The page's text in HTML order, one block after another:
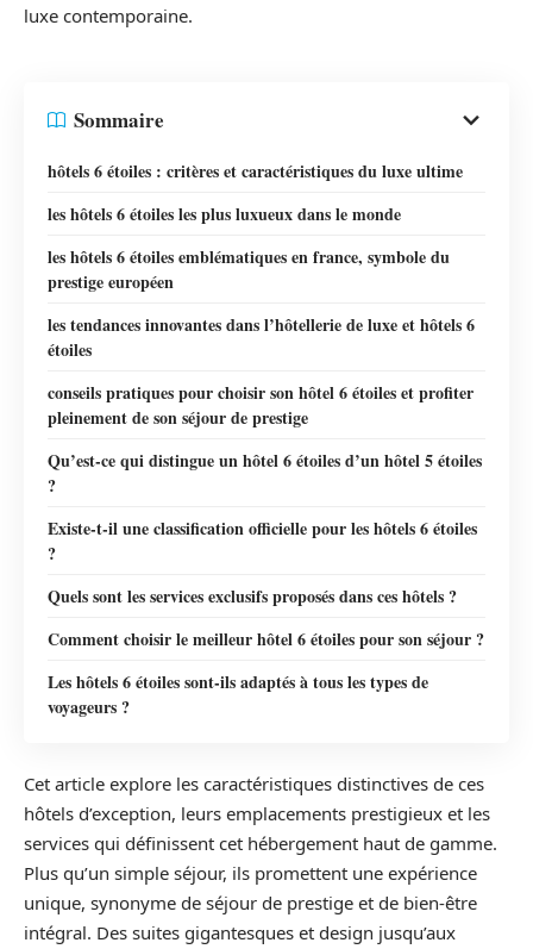
luxe contemporaine.
Sommaire
hôtels 6 étoiles : critères et caractéristiques du luxe ultime
les hôtels 6 étoiles les plus luxueux dans le monde
les hôtels 6 étoiles emblématiques en france, symbole du
prestige européen
les tendances innovantes dans l’hôtellerie de luxe et hôtels 6
étoiles
conseils pratiques pour choisir son hôtel 6 étoiles et profiter
pleinement de son séjour de prestige
Qu’est-ce qui distingue un hôtel 6 étoiles d’un hôtel 5 étoiles
?
Existe-t-il une classification officielle pour les hôtels 6 étoiles
?
Quels sont les services exclusifs proposés dans ces hôtels ?
Comment choisir le meilleur hôtel 6 étoiles pour son séjour ?
Les hôtels 6 étoiles sont-ils adaptés à tous les types de
voyageurs ?
Cet article explore les caractéristiques distinctives de ces
hôtels d’exception, leurs emplacements prestigieux et les
services qui définissent cet hébergement haut de gamme.
Plus qu’un simple séjour, ils promettent une expérience
unique, synonyme de séjour de prestige et de bien-être
intégral. Des suites gigantesques et design jusqu’aux